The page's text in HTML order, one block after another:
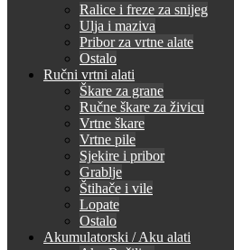
Ralice i freze za snijeg
Ulja i maziva
Pribor za vrtne alate
Ostalo
Ručni vrtni alati
Škare za grane
Ručne škare za živicu
Vrtne škare
Vrtne pile
Sjekire i pribor
Grablje
Štihače i vile
Lopate
Ostalo
Akumulatorski / Aku alati